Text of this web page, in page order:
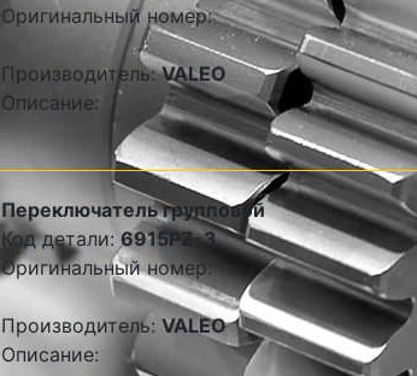
Оригинальный номер:
Производитель:VALEO
Описание:
Переключатель групповой
Код детали:6915PZ-3
Оригинальный номер:
Производитель: VALEO
Описание: